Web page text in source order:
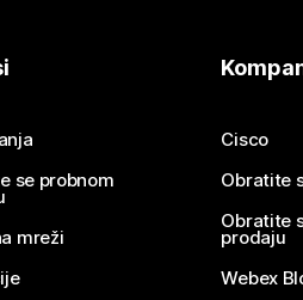
se probnom
mreži
Cisco
Obratite
Obratite
prodaju
Webex